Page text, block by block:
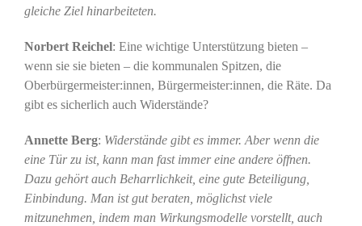
gleiche Ziel hinarbeiteten.
Norbert Reichel: Eine wichtige Unterstützung bieten –
wenn sie sie bieten – die kommunalen Spitzen, die
Oberbürgermeister:innen, Bürgermeister:innen, die Räte. Da
gibt es sicherlich auch Widerstände?
Annette Berg: Widerstände gibt es immer. Aber wenn die
eine Tür zu ist, kann man fast immer eine andere öffnen.
Dazu gehört auch Beharrlichkeit, eine gute Beteiligung,
Einbindung. Man ist gut beraten, möglichst viele
mitzunehmen, indem man Wirkungsmodelle vorstellt, auch